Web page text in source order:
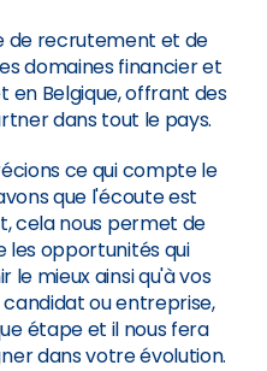
de recrutement et de
domaines financier et
en Belgique, offrant des
dans tout le pays.
ce qui compte le
que l'écoute est
cela nous permet de
opportunités qui
le mieux ainsi qu'à vos
ou entreprise,
étape et il nous fera
dans votre évolution.